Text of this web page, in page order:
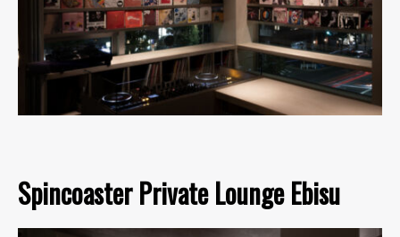
Spincoaster Private Lounge Ebisu